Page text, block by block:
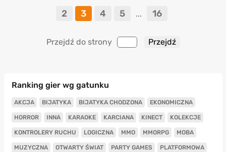
2 3 4 5 ... 16
Przejdź do strony
Ranking gier wg gatunku
AKCJA BIJATYKA BIJATYKA CHODZONA EKONOMICZNA
HORROR INNA KARAOKE KARCIANA KINECT KOLEKCJE
KONTROLERY RUCHU LOGICZNA MMO MMORPG MOBA
MUZYCZNA OTWARTY ŚWIAT PARTY GAMES PLATFORMOWA